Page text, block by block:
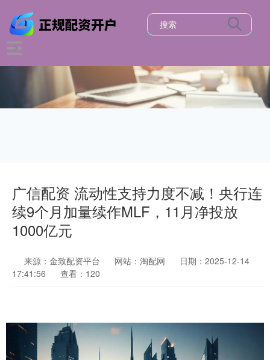
广信配资 流动性支持力度不减！央行连
续9个月加量续作MLF，11月净投放
1000亿元
来源：金致配资平台 网站：淘配网
日期：2025-12-14
17:41:56
查看：120